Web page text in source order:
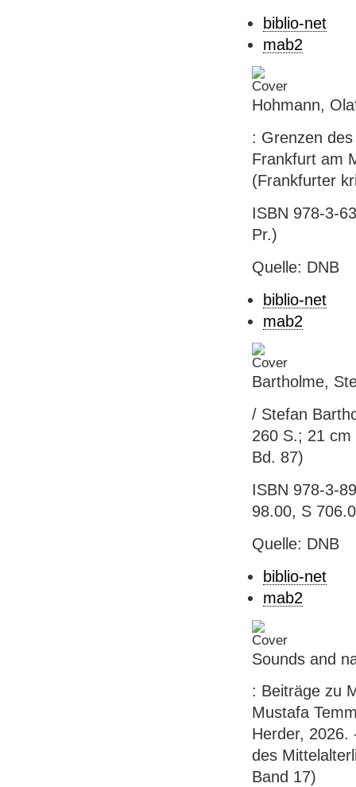
biblio-net
mab2
Hohmann,
: Grenzen
Frankfurt am
(Frankfurter
ISBN 978-3-
Pr.)
Quelle: DNB
biblio-net
mab2
Bartholme,
/ Stefan
260 S.; 21
Bd. 87)
ISBN 978-3-
98.00, S
Quelle: DNB
biblio-net
mab2
Sounds and
: Beiträge zu
Mustafa
Herder, 2026.
des
Band 17)